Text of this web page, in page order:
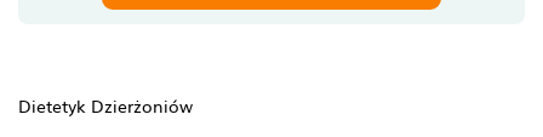
Dietetyk Dzierżoniów